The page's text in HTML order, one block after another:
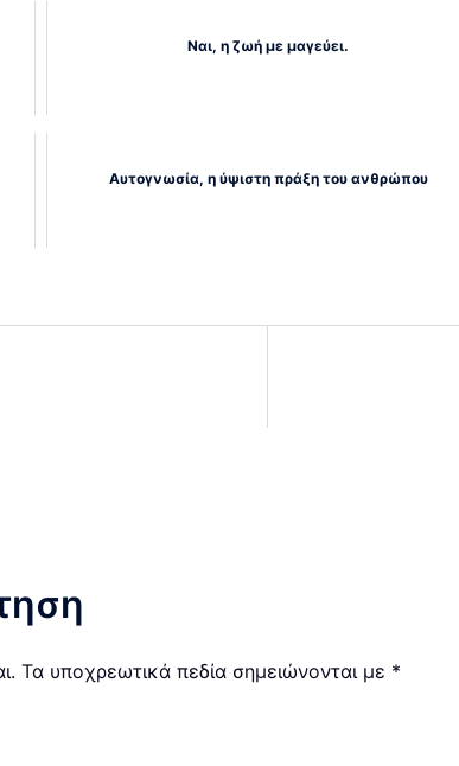
Ναι, η ζωή με μαγεύει.
Αυτογνωσία, η ύψιστη πράξη του ανθρώπου
Τα υποχρεωτικά πεδία σημειώνονται με *